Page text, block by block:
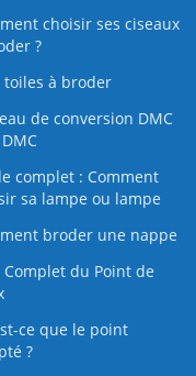
choisir ses ciseaux
?
toiles à broder
de conversion DMC
complet : Comment
sa lampe ou lampe
broder une nappe
Complet du Point de
ce que le point
?